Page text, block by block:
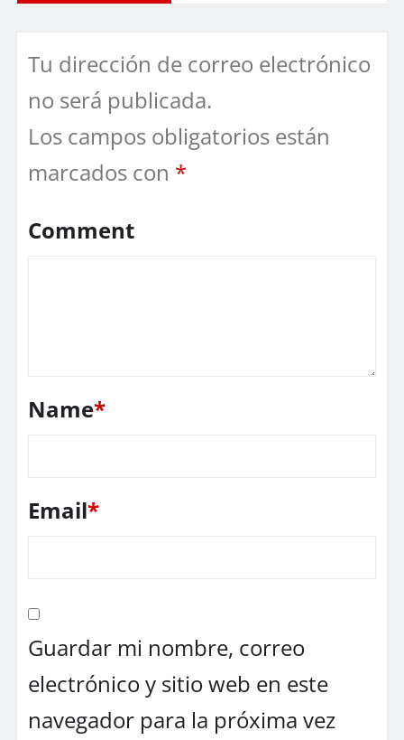
Tu dirección de correo electrónico
no será publicada.
Los campos obligatorios están
marcados con *
Comment
Name*
Email*
Guardar mi nombre, correo
electrónico y sitio web en este
navegador para la próxima vez